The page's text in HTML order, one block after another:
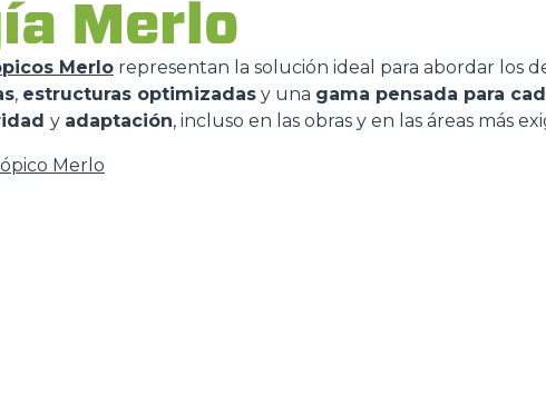
Merlo
Merlo representan la solución ideal para abordar los
, estructuras optimizadas y una gama pensada para
y adaptación, incluso en las obras y en las áreas más
Merlo